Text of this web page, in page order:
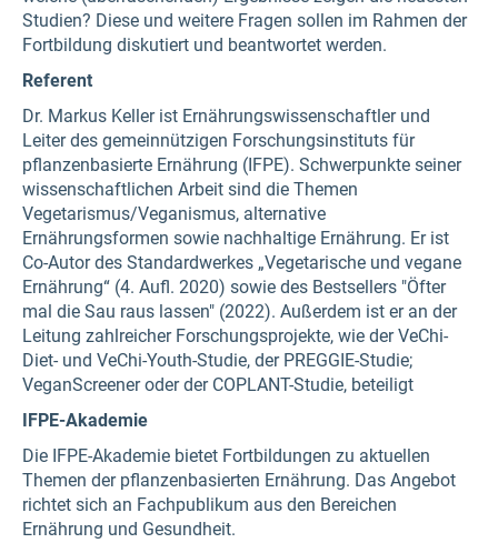
Studien? Diese und weitere Fragen sollen im Rahmen der
Fortbildung diskutiert und beantwortet werden.
Referent
Dr. Markus Keller ist Ernährungswissenschaftler und
Leiter des gemeinnützigen Forschungsinstituts für
pflanzenbasierte Ernährung (IFPE). Schwerpunkte seiner
wissenschaftlichen Arbeit sind die Themen
Vegetarismus/Veganismus, alternative
Ernährungsformen sowie nachhaltige Ernährung. Er ist
Co-Autor des Standardwerkes „Vegetarische und vegane
Ernährung“ (4. Aufl. 2020) sowie des Bestsellers "Öfter
mal die Sau raus lassen" (2022). Außerdem ist er an der
Leitung zahlreicher Forschungsprojekte, wie der VeChi-
Diet- und VeChi-Youth-Studie, der PREGGIE-Studie;
VeganScreener oder der COPLANT-Studie, beteiligt
IFPE-Akademie
Die IFPE-Akademie bietet Fortbildungen zu aktuellen
Themen der pflanzenbasierten Ernährung. Das Angebot
richtet sich an Fachpublikum aus den Bereichen
Ernährung und Gesundheit.